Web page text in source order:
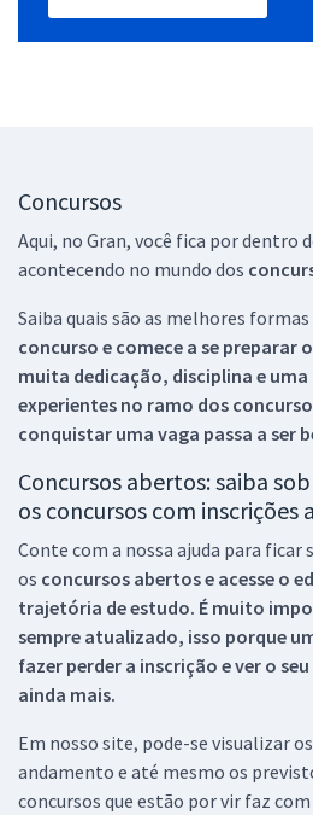
Concursos
Aqui, no Gran, você fica por dentro
acontecendo no mundo dos
Saiba quais são as melhores formas
concurso e comece a se preparar
muita dedicação, disciplina e
experientes no ramo dos
conquistar uma vaga passa a ser
Concursos abertos: saiba
os concursos com inscrições
Conte com a nossa ajuda para ficar
os concursos abertos e acesse o
trajetória de estudo. É muito
sempre atualizado, isso porque
fazer perder a inscrição e ver o
ainda mais.
Em nosso site, pode-se visualizar
andamento e até mesmo os
concursos que estão por vir faz